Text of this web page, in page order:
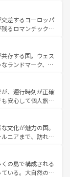
スペインはその個
る。 なお、新着のスペイン情報は コ
宮殿、歴史的な大
が、訪れる者を心
国としても知ら
、プロヴァンスの
み方が可能だ。さ
おり、どの街角に
なる文化を体験で
情報はコンテンツ一覧
差するヨーロッパ
るロマンチック街
ることがない。ベ
ルプスの絶景、そ
景は必見。ビール
新着の
ほしい。
存する国。ウェス
ランドマーク、歴
雅なアフタヌーン
パブ、サッカー観
富。イギリスを旅
、運行時刻が正確
安心して個人旅行
ではのユニークな
町歩きも満喫する
価も高いが、旅行
。 なお、新
照してほしい。
文化が魅力の国。
ニアまで、訪れる
グ、エンターテイ
。一方、アメリカ
ニオンやイエロー
の島で構成される
いる。大自然の神